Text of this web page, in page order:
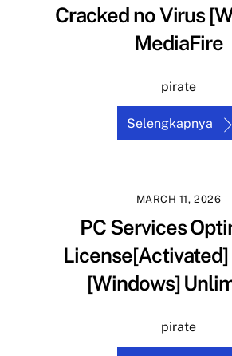
Cracked no Virus
MediaFire
pirate
Selengkapnya
MARCH 11, 2026
PC Services
License[Activated]
[Windows]
pirate